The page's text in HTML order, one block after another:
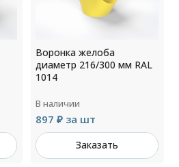
Воронка желоба
диаметр 216/300 мм RAL
1014
В наличии
897 ₽ за шт
Заказать